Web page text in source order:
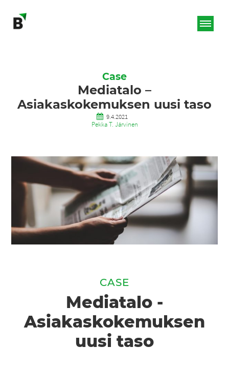
Case
Mediatalo –
Asiakaskokemuksen uusi taso
9.4.2021
Pekka T. Järvinen
CASE
Mediatalo -
Asiakaskokemuksen
uusi taso